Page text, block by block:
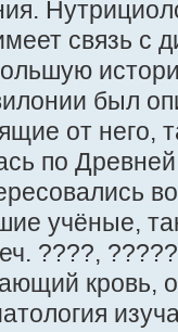
связь с
был
от него,
по
учёные,
????,
кровь,